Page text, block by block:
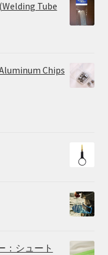
Tube
Chips
：シュート